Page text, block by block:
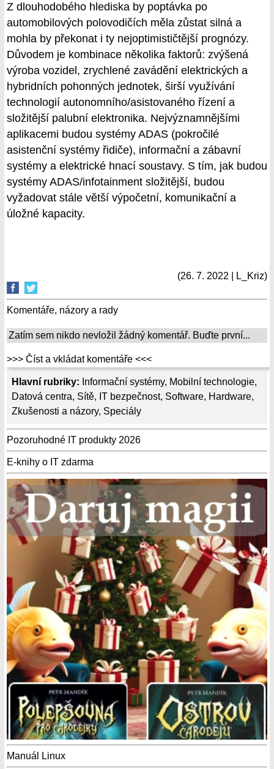
Hlavní rubriky: Informační systémy, Mobilní technologie,
Datová centra, Sítě, IT bezpečnost, Software, Hardware,
Zkušenosti a názory, Speciály
Pozoruhodné IT produkty 2026
E-knihy o IT zdarma
Manuál Linux
Z dlouhodobého hlediska by poptávka po
automobilových polovodičích měla zůstat silná a
mohla by překonat i ty nejoptimističtější prognózy.
Důvodem je kombinace několika faktorů: zvýšená
výroba vozidel, zrychlené zavádění elektrických a
hybridních pohonných jednotek, širší využívání
technologií autonomního/asistovaného řízení a
složitější palubní elektronika. Nejvýznamnějšími
aplikacemi budou systémy ADAS (pokročilé
asistenční systémy řidiče), informační a zábavní
systémy a elektrické hnací soustavy. S tím, jak budou
systémy ADAS/infotainment složitější, budou
vyžadovat stále větší výpočetní, komunikační a
úložné kapacity.
(26. 7. 2022 | L_Kriz)
Komentáře, názory a rady
Zatím sem nikdo nevložil žádný komentář. Buďte první...
>>> Číst a vkládat komentáře <<<